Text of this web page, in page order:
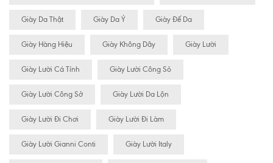
Giày Da Thật Giày Da Ý Giày Đế Da
Giày Hàng Hiệu Giày Không Dây Giày Lười
Giày Lười Cá Tính Giày Lười Công Sỏ
Giày Lười Công Sở Giày Lười Da Lộn
Giày Lười Đi Chơi Giày Lười Đi Làm
Giày Lười Gianni Conti Giày Lười Italy